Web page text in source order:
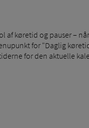
af køretid og pauser –
for "Daglig
for den aktuelle